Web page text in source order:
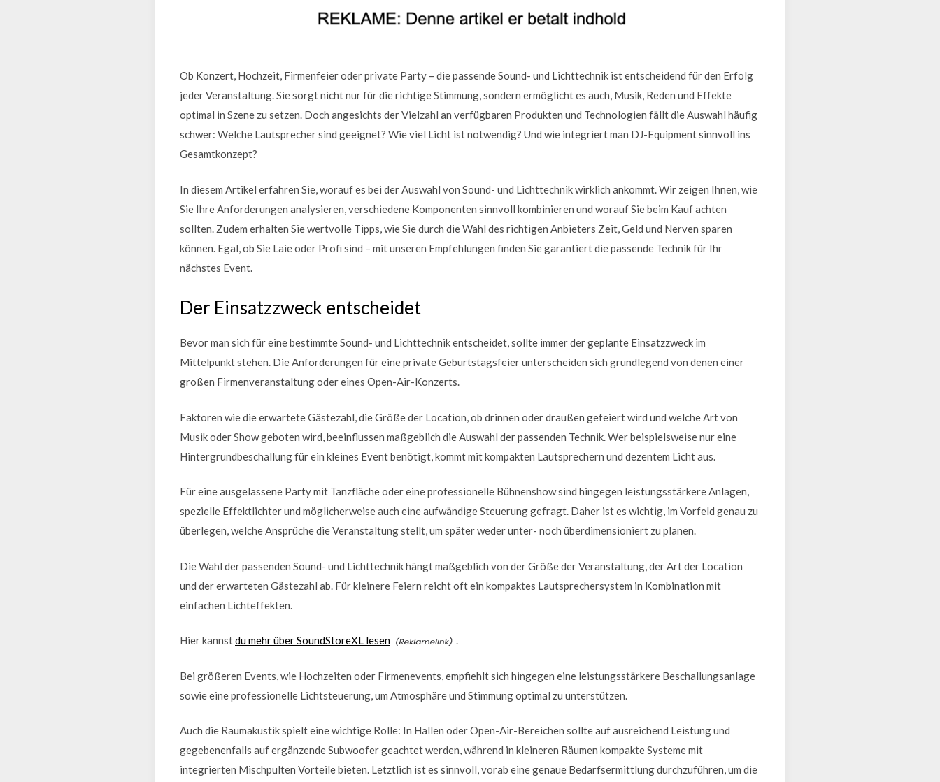
Ob Konzert, Hochzeit, Firmenfeier oder private Party – die passende Sound- und Lichttechnik ist entscheidend für den Erfolg
jeder Veranstaltung. Sie sorgt nicht nur für die richtige Stimmung, sondern ermöglicht es auch, Musik, Reden und Effekte
optimal in Szene zu setzen. Doch angesichts der Vielzahl an verfügbaren Produkten und Technologien fällt die Auswahl häufig
schwer: Welche Lautsprecher sind geeignet? Wie viel Licht ist notwendig? Und wie integriert man DJ-Equipment sinnvoll ins
Gesamtkonzept?
In diesem Artikel erfahren Sie, worauf es bei der Auswahl von Sound- und Lichttechnik wirklich ankommt. Wir zeigen Ihnen, wie
Sie Ihre Anforderungen analysieren, verschiedene Komponenten sinnvoll kombinieren und worauf Sie beim Kauf achten
sollten. Zudem erhalten Sie wertvolle Tipps, wie Sie durch die Wahl des richtigen Anbieters Zeit, Geld und Nerven sparen
können. Egal, ob Sie Laie oder Profi sind – mit unseren Empfehlungen finden Sie garantiert die passende Technik für Ihr
nächstes Event.
Der Einsatzzweck entscheidet
Bevor man sich für eine bestimmte Sound- und Lichttechnik entscheidet, sollte immer der geplante Einsatzzweck im
Mittelpunkt stehen. Die Anforderungen für eine private Geburtstagsfeier unterscheiden sich grundlegend von denen einer
großen Firmenveranstaltung oder eines Open-Air-Konzerts.
Faktoren wie die erwartete Gästezahl, die Größe der Location, ob drinnen oder draußen gefeiert wird und welche Art von
Musik oder Show geboten wird, beeinflussen maßgeblich die Auswahl der passenden Technik. Wer beispielsweise nur eine
Hintergrundbeschallung für ein kleines Event benötigt, kommt mit kompakten Lautsprechern und dezentem Licht aus.
Für eine ausgelassene Party mit Tanzfläche oder eine professionelle Bühnenshow sind hingegen leistungsstärkere Anlagen,
spezielle Effektlichter und möglicherweise auch eine aufwändige Steuerung gefragt. Daher ist es wichtig, im Vorfeld genau zu
überlegen, welche Ansprüche die Veranstaltung stellt, um später weder unter- noch überdimensioniert zu planen.
Die Wahl der passenden Sound- und Lichttechnik hängt maßgeblich von der Größe der Veranstaltung, der Art der Location
und der erwarteten Gästezahl ab. Für kleinere Feiern reicht oft ein kompaktes Lautsprechersystem in Kombination mit
einfachen Lichteffekten.
Hier kannstdu mehr über SoundStoreXL lesen .
Bei größeren Events, wie Hochzeiten oder Firmenevents, empfiehlt sich hingegen eine leistungsstärkere Beschallungsanlage
sowie eine professionelle Lichtsteuerung, um Atmosphäre und Stimmung optimal zu unterstützen.
Auch die Raumakustik spielt eine wichtige Rolle: In Hallen oder Open-Air-Bereichen sollte auf ausreichend Leistung und
gegebenenfalls auf ergänzende Subwoofer geachtet werden, während in kleineren Räumen kompakte Systeme mit
integrierten Mischpulten Vorteile bieten. Letztlich ist es sinnvoll, vorab eine genaue Bedarfsermittlung durchzuführen, um die